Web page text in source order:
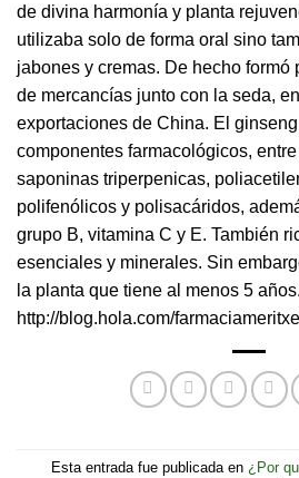
de divina harmonía y planta
utilizaba solo de forma oral sino
jabones y cremas. De hecho formó
de mercancías junto con la seda,
exportaciones de China. El
componentes farmacológicos,
saponinas triperpenicas,
polifenólicos y polisacáridos,
grupo B, vitamina C y E. También
esenciales y minerales. Sin
la planta que tiene al menos 5
http://blog.hola.com/
Esta entrada fue publicada en ¿Por